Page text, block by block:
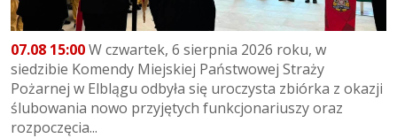
07.08 15:00W czwartek, 6 sierpnia 2026 roku, w
siedzibie Komendy Miejskiej Państwowej Straży
Pożarnej w Elblągu odbyła się uroczysta zbiórka z okazji
ślubowania nowo przyjętych funkcjonariuszy oraz
rozpoczęcia...